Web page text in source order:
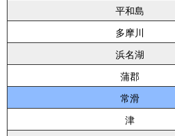
平和島
多摩川
浜名湖
蒲郡
常滑
津